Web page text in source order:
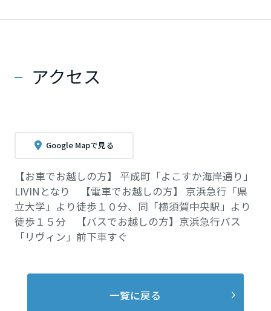
アクセス
Google Mapで見る
【お車でお越しの方】 平成町「よこすか海岸通り」
LIVINとなり 【電車でお越しの方】 京浜急行「県
立大学」より徒歩１０分、同「横須賀中央駅」より
徒歩１５分 【バスでお越しの方】京浜急行バス
「リヴィン」前下車すぐ
一覧に戻る